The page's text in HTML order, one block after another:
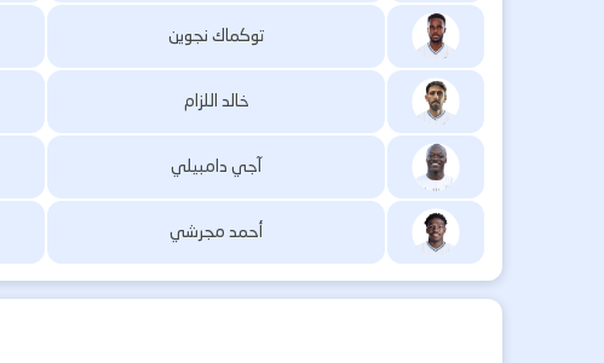
توكماك نجوين
خالد اللزام
آجي دامبيلي
أحمد مجرشي